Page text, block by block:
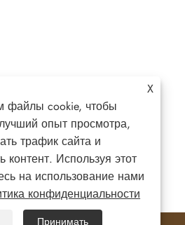
X
файлы cookie, чтобы
опыт просмотра,
трафик сайта и
контент. Используя этот
на использование нами
конфиденциальности
Принимать